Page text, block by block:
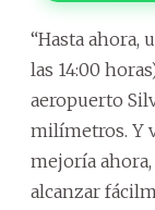
“Hasta ahora,
las 14:00
aeropuerto
milímetros. Y
mejoría
alcanzar